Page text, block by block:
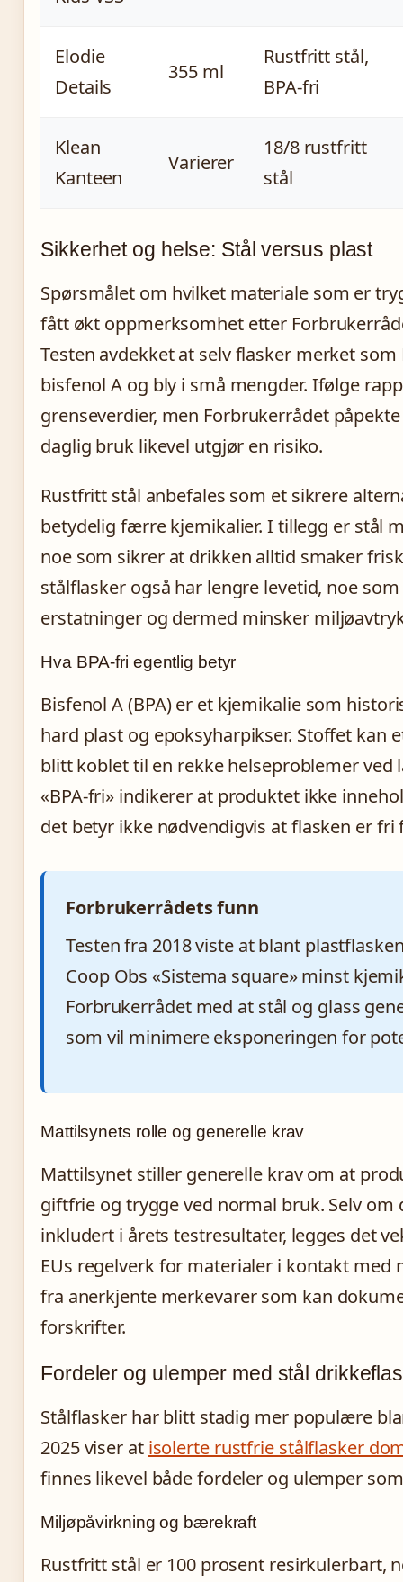
Elodie
Details
355 ml
Rustfritt stål,
BPA-fri
Klean
Kanteen
Varierer
18/8 rustfritt
stål
Sikkerhet og helse: Stål versus plast
Spørsmålet om hvilket materiale som er
fått økt oppmerksomhet etter
Testen avdekket at selv flasker merket
bisfenol A og bly i små mengder. Ifølge
grenseverdier, men Forbrukerrådet
daglig bruk likevel utgjør en risiko.
Rustfritt stål anbefales som et sikrere
betydelig færre kjemikalier. I tillegg er stål
noe som sikrer at drikken alltid smaker
stålflasker også har lengre levetid, noe
erstatninger og dermed minsker
Hva BPA-fri egentlig betyr
Bisfenol A (BPA) er et kjemikalie som
hard plast og epoksyharpikser. Stoffet kan
blitt koblet til en rekke helseproblemer
«BPA-fri» indikerer at produktet ikke
det betyr ikke nødvendigvis at flasken er
Forbrukerrådets funn
Testen fra 2018 viste at blant
Coop Obs «Sistema square» minst
Forbrukerrådet med at stål og glass
som vil minimere eksponeringen for
Mattilsynets rolle og generelle krav
Mattilsynet stiller generelle krav om at
giftfrie og trygge ved normal bruk. Selv
inkludert i årets testresultater, legges det
EUs regelverk for materialer i kontakt med
fra anerkjente merkevarer som kan
forskrifter.
Fordeler og ulemper med stål
Stålflasker har blitt stadig mer populære
2025 viser at isolerte rustfrie stålflasker
finnes likevel både fordeler og ulemper
Miljøpåvirkning og bærekraft
Rustfritt stål er 100 prosent resirkulerbart,